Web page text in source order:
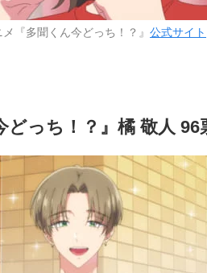
『多聞くん今どっち！？』 公式サイト
どっち！？』橘 敬人 96